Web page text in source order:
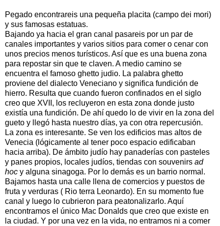
Pegado encontrareis una pequeña placita (campo dei mori)
y sus famosas estatuas.
Bajando ya hacia el gran canal pasareis por un par de
canales importantes y varios sitios para comer o cenar con
unos precios menos turísticos. Así que es una buena zona
para repostar sin que te claven. A medio camino se
encuentra el famoso ghetto judio. La palabra ghetto
proviene del dialecto Veneciano y significa fundición de
hierro. Resulta que cuando fueron confinados en el siglo
creo que XVII, los recluyeron en esta zona donde justo
existía una fundición. De ahí quedo lo de vivir en la zona del
gueto y llegó hasta nuestro días, ya con otra repercusión.
La zona es interesante. Se ven los edificios mas altos de
Venecia (lógicamente al tener poco espacio edificaban
hacia arriba). De ámbito judío hay panaderías con pasteles
y panes propios, locales judíos, tiendas con souvenirs ad
hoc y alguna sinagoga. Por lo demás es un barrio normal.
Bajamos hasta una calle llena de comercios y puestos de
fruta y verduras ( Rio terra Leonardo). En su momento fue
canal y luego lo cubrieron para peatonalizarlo. Aquí
encontramos el único Mac Donalds que creo que existe en
la ciudad. Y por una vez en la vida, no entramos ni a comer